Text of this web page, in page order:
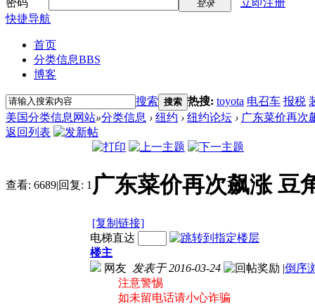
登录
快捷导航
首页
分类信息BBS
博客
搜索 搜索 热搜: toyota 电召车 报税
美国分类信息网站»分类信息 › 纽约 › 纽约论坛 › 广东菜价再次
返回列表
查看: 6689|回复: 1 广东菜价再次飙涨 豆
[复制链接]
电梯直达
楼主
网友 发表于 2016-03-24 |倒序
注意警惕
如未留电话请小心诈骗